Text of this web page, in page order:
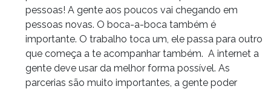
pessoas! A gente aos poucos vai chegando em
pessoas novas. O boca-a-boca também é
importante. O trabalho toca um, ele passa para outro
que começa a te acompanhar também. A internet a
gente deve usar da melhor forma possível. As
parcerias são muito importantes, a gente poder